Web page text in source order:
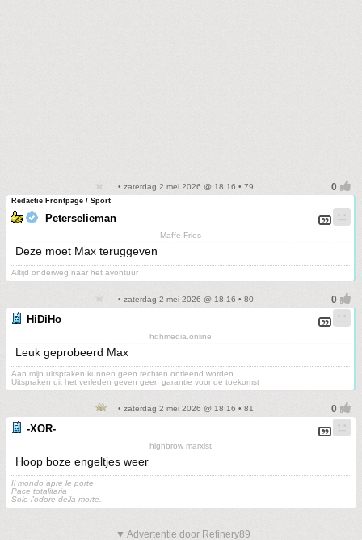
• zaterdag 2 mei 2026 @ 18:16 • 79
Redactie Frontpage / Sport
Peterselieman
Maffe Fries
Deze moet Max teruggeven
Altijd onderweg naar het avontuur
• zaterdag 2 mei 2026 @ 18:16 • 80
HiDiHo
hdhmedia.online
Leuk geprobeerd Max
Aan mijn uitspraken kunnen geen rechten ontleend worden
Uitspraken uit het verleden geven geen garantie voor de toekomst
• zaterdag 2 mei 2026 @ 18:16 • 81
-XOR-
highbrow marxist
Hoop boze engeltjes weer
Il mondo apre le porte
Pace totalitaria
Solo l'odore della morte.
▼ Advertentie door Refinery89